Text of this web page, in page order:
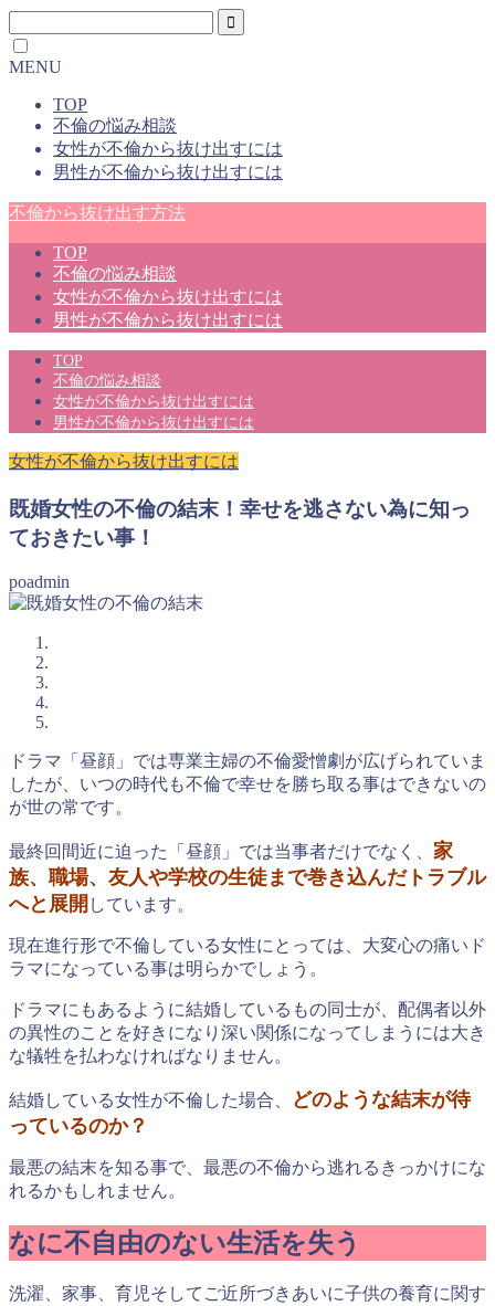
MENU
TOP
不倫の悩み相談
女性が不倫から抜け出すには
男性が不倫から抜け出すには
不倫から抜け出す方法
TOP
不倫の悩み相談
女性が不倫から抜け出すには
男性が不倫から抜け出すには
TOP
不倫の悩み相談
女性が不倫から抜け出すには
男性が不倫から抜け出すには
女性が不倫から抜け出すには
既婚女性の不倫の結末！幸せを逃さない為に知っ
ておきたい事！
poadmin
ドラマ「昼顔」では専業主婦の不倫愛憎劇が広げられていま
したが、いつの時代も不倫で幸せを勝ち取る事はできないの
が世の常です。
最終回間近に迫った「昼顔」では当事者だけでなく、 家
族、職場、友人や学校の生徒まで巻き込んだトラブル
へと展開 しています。
現在進行形で不倫している女性にとっては、大変心の痛いド
ラマになっている事は明らかでしょう。
ドラマにもあるように結婚しているもの同士が、配偶者以外
の異性のことを好きになり深い関係になってしまうには大き
な犠牲を払わなければなりません。
結婚している女性が不倫した場合、
どのような結末が待
っているのか？
最悪の結末を知る事で、最悪の不倫から逃れるきっかけにな
れるかもしれません。
なに不自由のない生活を失う
洗濯、家事、育児そしてご近所づきあいに子供の養育に関す